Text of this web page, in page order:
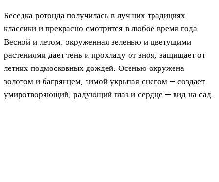
Беседка ротонда получилась в лучших традициях
классики и прекрасно смотрится в любое время года.
Весной и летом, окруженная зеленью и цветущими
растениями дает тень и прохладу от зноя, защищает от
летних подмосковных дождей. Осенью окружена
золотом и багрянцем, зимой укрытая снегом — создает
умиротворяющий, радующий глаз и сердце — вид на сад.